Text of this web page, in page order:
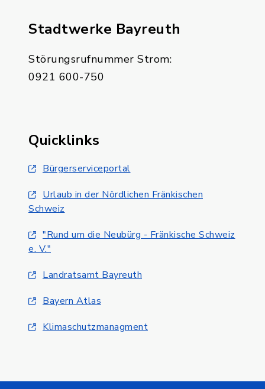
Stadtwerke Bayreuth
Störungsrufnummer Strom:
0921 600-750
Quicklinks
Bürgerserviceportal
Urlaub in der Nördlichen Fränkischen
Schweiz
"Rund um die Neubürg - Fränkische Schweiz
e. V."
Landratsamt Bayreuth
Bayern Atlas
Klimaschutzmanagment